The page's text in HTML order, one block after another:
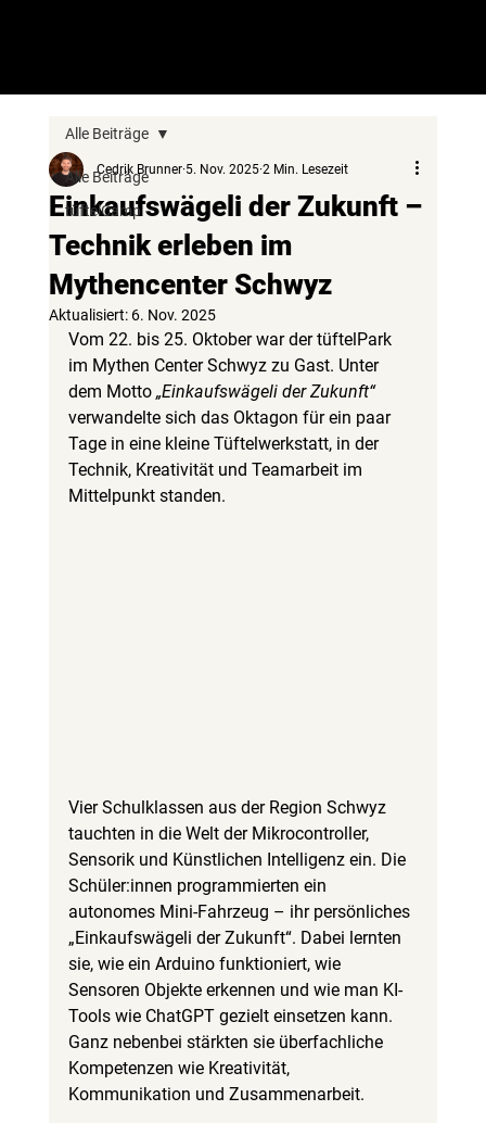
Alle Beiträge
tüftelCamp
Alle Beiträge
Einkaufswägeli der Zukunft –
Technik erleben im
Mythencenter Schwyz
Cedrik Brunner 5. Nov. 2025 2 Min. Lesezeit
Aktualisiert: 6. Nov. 2025
Vom 22. bis 25. Oktober war der tüftelPark
im Mythen Center Schwyz zu Gast. Unter
dem Motto „Einkaufswägeli der Zukunft“
verwandelte sich das Oktagon für ein paar
Tage in eine kleine Tüftelwerkstatt, in der
Technik, Kreativität und Teamarbeit im
Mittelpunkt standen.
Vier Schulklassen aus der Region Schwyz
tauchten in die Welt der Mikrocontroller,
Sensorik und Künstlichen Intelligenz ein. Die
Schüler:innen programmierten ein
autonomes Mini-Fahrzeug – ihr persönliches
„Einkaufswägeli der Zukunft“. Dabei lernten
sie, wie ein Arduino funktioniert, wie
Sensoren Objekte erkennen und wie man KI-
Tools wie ChatGPT gezielt einsetzen kann.
Ganz nebenbei stärkten sie überfachliche
Kompetenzen wie Kreativität,
Kommunikation und Zusammenarbeit.